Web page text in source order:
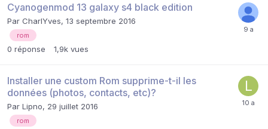
Cyanogenmod 13 galaxy s4 black edition
Par CharlYves, 13 septembre 2016
rom
0 réponse 1,9k vues
Installer une custom Rom supprime-t-il les
données (photos, contacts, etc)?
Par Lipno, 29 juillet 2016
rom